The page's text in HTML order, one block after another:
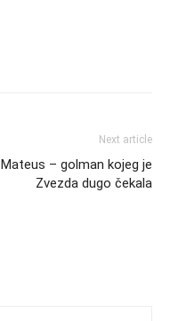
Next article
Mateus – golman kojeg je
Zvezda dugo čekala